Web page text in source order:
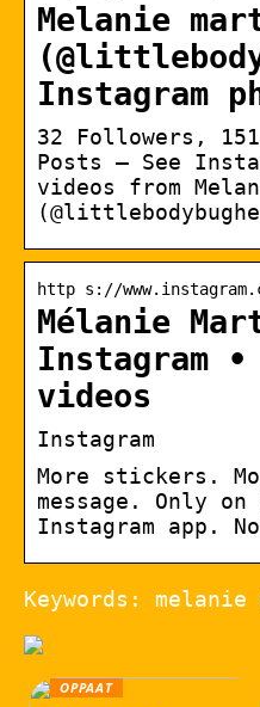
Melanie
Instagram
32 Followers,
Posts – See
videos from
http s://
Mélanie
Instagram •
videos
Instagram
More stickers.
message. Only
Instagram app.
Keywords:
OPPAAT